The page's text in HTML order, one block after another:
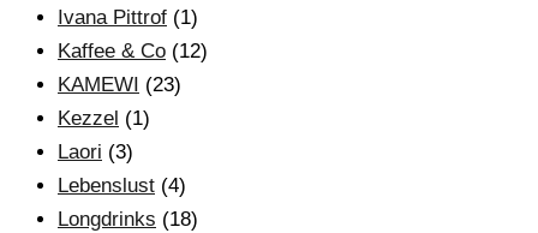
Ivana Pittrof (1)
Kaffee & Co (12)
KAMEWI (23)
Kezzel (1)
Laori (3)
Lebenslust (4)
Longdrinks (18)